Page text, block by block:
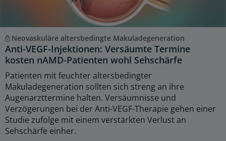
Neovaskuläre altersbedingte Makuladegeneration
Anti-VEGF-Injektionen: Versäumte Termine
kosten nAMD-Patienten wohl Sehschärfe
Patienten mit feuchter altersbedingter
Makuladegeneration sollten sich streng an ihre
Augenarzttermine halten. Versäumnisse und
Verzögerungen bei der Anti-VEGF-Therapie gehen einer
Studie zufolge mit einem verstärkten Verlust an
Sehschärfe einher.